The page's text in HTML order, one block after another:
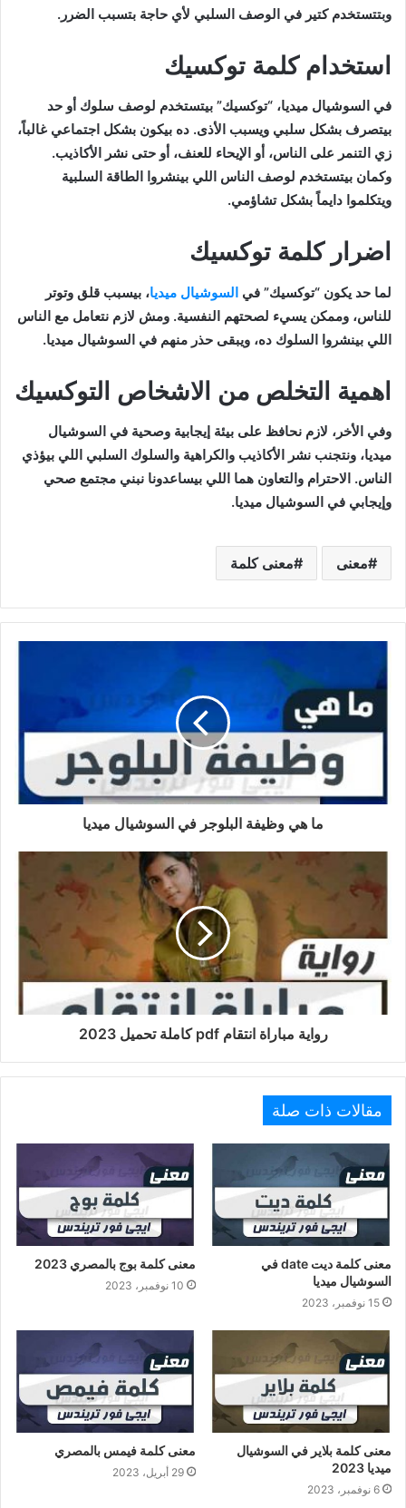
وبتتستخدم كتير في الوصف السلبي لأي حاجة بتسبب الضرر.
استخدام كلمة توكسيك
في السوشيال ميديا، “توكسيك” بيتستخدم لوصف سلوك أو حد
بيتصرف بشكل سلبي ويسبب الأذى. ده بيكون بشكل اجتماعي غالباً،
زي التنمر على الناس، أو الإيحاء للعنف، أو حتى نشر الأكاذيب.
وكمان بيتستخدم لوصف الناس اللي بينشروا الطاقة السلبية
ويتكلموا دايماً بشكل تشاؤمي.
اضرار كلمة توكسيك
لما حد يكون “توكسيك” في السوشيال ميديا، بيسبب قلق وتوتر
للناس، وممكن يسيء لصحتهم النفسية. ومش لازم نتعامل مع الناس
اللي بينشروا السلوك ده، ويبقى حذر منهم في السوشيال ميديا.
اهمية التخلص من الاشخاص التوكسيك
وفي الأخر، لازم نحافظ على بيئة إيجابية وصحية في السوشيال
ميديا، ونتجنب نشر الأكاذيب والكراهية والسلوك السلبي اللي بيؤذي
الناس. الاحترام والتعاون هما اللي بيساعدونا نبني مجتمع صحي
وإيجابي في السوشيال ميديا.
معنى معنى كلمة
ما هي وظيفة البلوجر في السوشيال ميديا
رواية مباراة انتقام pdf كاملة تحميل 2023
مقالات ذات صلة
معنى كلمة ديت date في
السوشيال ميديا
15 نوفمبر، 2023
معنى كلمة بوج بالمصري 2023
10 نوفمبر، 2023
معنى كلمة بلاير في السوشيال
ميديا 2023
6 نوفمبر، 2023
معنى كلمة فيمس بالمصري
29 أبريل، 2023